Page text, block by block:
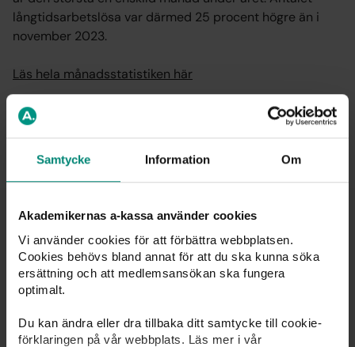
Samtycke Information Om
Akademikernas a-kassa använder cookies
Vi använder cookies för att förbättra webbplatsen.
Cookies behövs bland annat för att du ska kunna söka
ersättning och att medlemsansökan ska fungera
optimalt.
Du kan ändra eller dra tillbaka ditt samtycke till cookie-
förklaringen på vår webbplats. Läs mer i vår
långtidsarbetslösa var därmed 25 procent högre än i
november 2023.
Läs hela månadsstatistiken här
Publicerad: 13 dec. 2024
Du kanske också är intresserad av